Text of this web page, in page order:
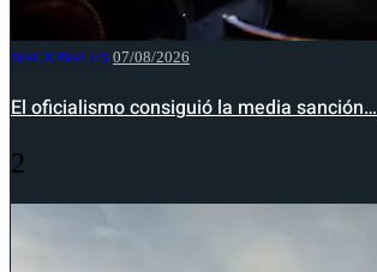
NACIONALES 07/08/2026
El oficialismo consiguió la media sanción…
2